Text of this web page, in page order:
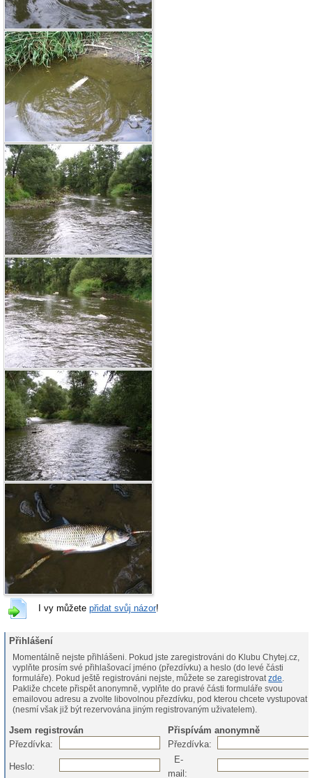
I vy můžete přidat svůj názor!
Přihlášení
Momentálně nejste přihlášeni. Pokud jste zaregistrováni do Klubu Chytej.cz,
vyplňte prosím své přihlašovací jméno (přezdívku) a heslo (do levé části
formuláře). Pokud ještě registrováni nejste, můžete se zaregistrovatzde.
Pakliže chcete přispět anonymně, vyplňte do pravé části formuláře svou
emailovou adresu a zvolte libovolnou přezdívku, pod kterou chcete vystupovat
(nesmí však již být rezervována jiným registrovaným uživatelem).
Jsem registrován
Přispívám anonymně
Přezdívka:
Přezdívka:
Heslo:
E-
mail: